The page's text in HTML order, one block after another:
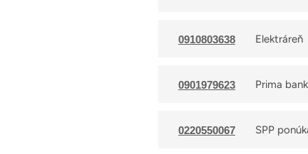
0910803638 Elektráreň
0901979623 Prima
0220550067 SPP